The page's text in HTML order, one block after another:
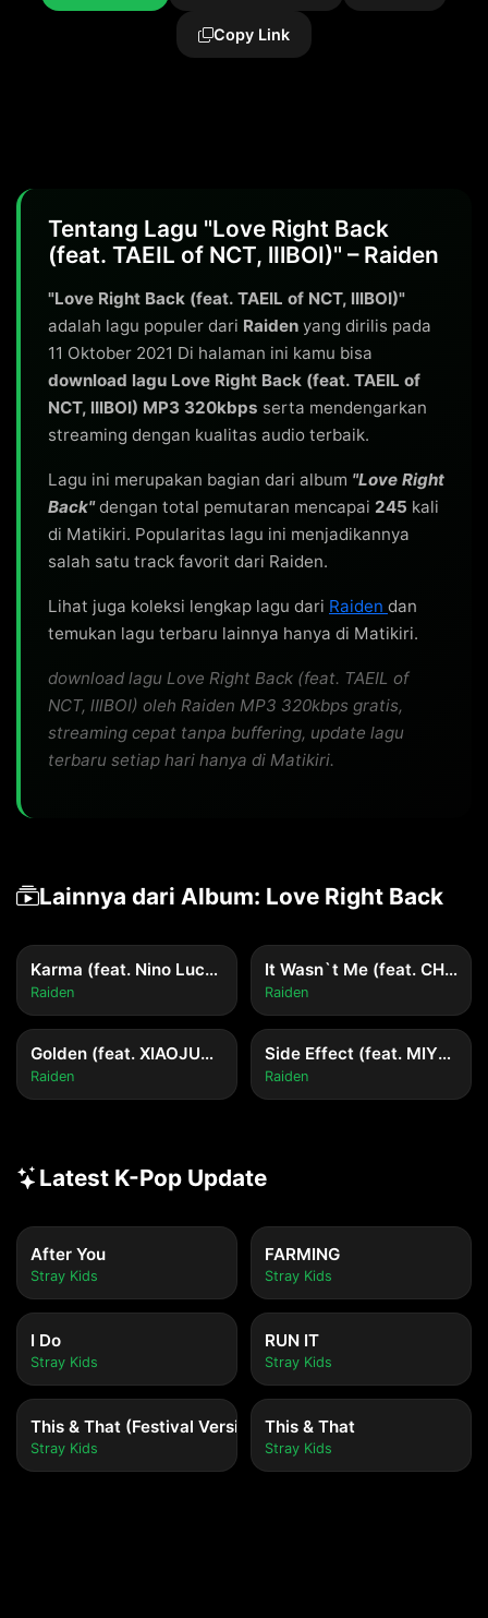
Copy Link
Tentang Lagu "Love Right Back
(feat. TAEIL of NCT, lIlBOI)" – Raiden
"Love Right Back (feat. TAEIL of NCT, lIlBOI)"
adalah lagu populer dari Raiden yang dirilis pada
11 Oktober 2021 Di halaman ini kamu bisa
download lagu Love Right Back (feat. TAEIL of
NCT, lIlBOI) MP3 320kbps serta mendengarkan
streaming dengan kualitas audio terbaik.
Lagu ini merupakan bagian dari album "Love Right
Back"dengan total pemutaran mencapai 245 kali
di Matikiri. Popularitas lagu ini menjadikannya
salah satu track favorit dari Raiden.
Lihat juga koleksi lengkap lagu dari Raiden dan
temukan lagu terbaru lainnya hanya di Matikiri.
download lagu Love Right Back (feat. TAEIL of
NCT, lIlBOI) oleh Raiden MP3 320kbps gratis,
streaming cepat tanpa buffering, update lagu
terbaru setiap hari hanya di Matikiri.
Lainnya dari Album: Love Right Back
Karma (feat. Nino Lucarelli)
Raiden
It Wasn`t Me (feat. CHOI YOOJUNG (Weki Meki))
Raiden
Golden (feat. XIAOJUN of WayV, pH-1)
Raiden
Side Effect (feat. MIYEON ((G)I-DLE))
Raiden
Latest K-Pop Update
After You
Stray Kids
FARMING
Stray Kids
I Do
Stray Kids
RUN IT
Stray Kids
This & That (Festival Version)
Stray Kids
This & That
Stray Kids